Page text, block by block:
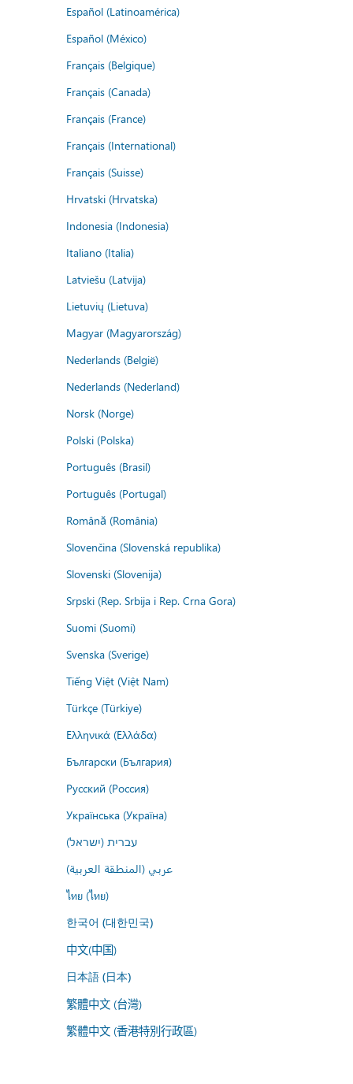
Español (Latinoamérica)
Español (México)
Français (Belgique)
Français (Canada)
Français (France)
Français (International)
Français (Suisse)
Hrvatski (Hrvatska)
Indonesia (Indonesia)
Italiano (Italia)
Latviešu (Latvija)
Lietuvių (Lietuva)
Magyar (Magyarország)
Nederlands (België)
Nederlands (Nederland)
Norsk (Norge)
Polski (Polska)
Português (Brasil)
Português (Portugal)
Română (România)
Slovenčina (Slovenská republika)
Slovenski (Slovenija)
Srpski (Rep. Srbija i Rep. Crna Gora)
Suomi (Suomi)
Svenska (Sverige)
Tiếng Việt (Việt Nam)
Türkçe (Türkiye)
Ελληνικά (Ελλάδα)
Български (България)
Русский (Россия)
Українська (Україна)
עברית (ישראל)
عربي (المنطقة العربية)
ไทย (ไทย)
한국어 (대한민국)
中文(中国)
日本語 (日本)
繁體中文 (台灣)
繁體中文 (香港特別行政區)